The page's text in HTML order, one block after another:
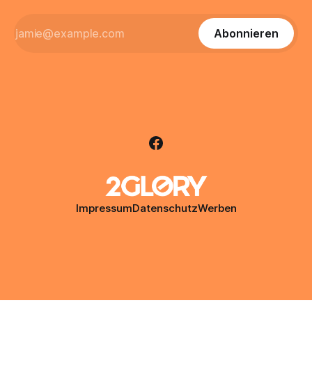
Abonnieren
ImpressumDatenschutzWerben